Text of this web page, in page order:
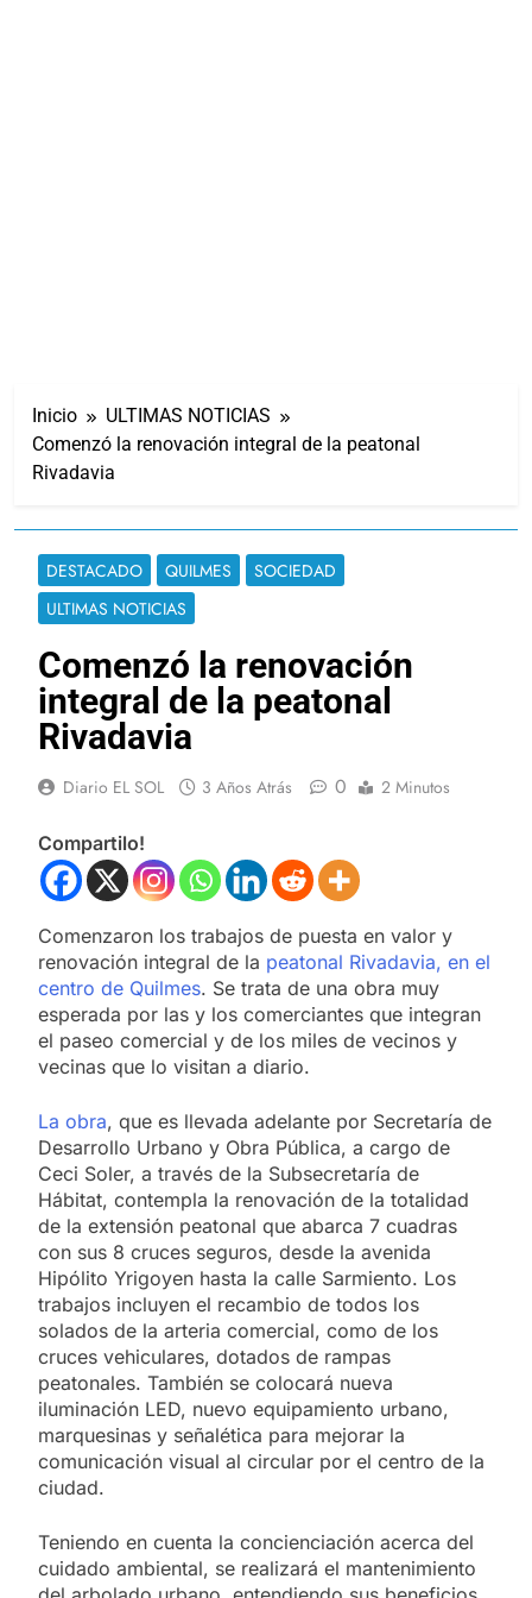
Inicio
ULTIMAS NOTICIAS
Comenzó la renovación integral de la peatonal
Rivadavia
DESTACADO QUILMES
SOCIEDAD
ULTIMAS NOTICIAS
Comenzó la renovación
integral de la peatonal
Rivadavia
Diario EL SOL 3 Años Atrás 0 2 Minutos
Compartilo!
Comenzaron los trabajos de puesta en valor y
renovación integral de la peatonal Rivadavia, en el
centro de Quilmes. Se trata de una obra muy
esperada por las y los comerciantes que integran
el paseo comercial y de los miles de vecinos y
vecinas que lo visitan a diario.
La obra, que es llevada adelante por Secretaría de
Desarrollo Urbano y Obra Pública, a cargo de
Ceci Soler, a través de la Subsecretaría de
Hábitat, contempla la renovación de la totalidad
de la extensión peatonal que abarca 7 cuadras
con sus 8 cruces seguros, desde la avenida
Hipólito Yrigoyen hasta la calle Sarmiento. Los
trabajos incluyen el recambio de todos los
solados de la arteria comercial, como de los
cruces vehiculares, dotados de rampas
peatonales. También se colocará nueva
iluminación LED, nuevo equipamiento urbano,
marquesinas y señalética para mejorar la
comunicación visual al circular por el centro de la
ciudad.
Teniendo en cuenta la concienciación acerca del
cuidado ambiental, se realizará el mantenimiento